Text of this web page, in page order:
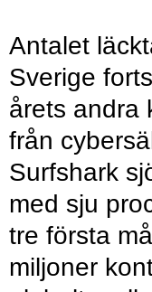
Antalet
Sverige
årets andra
från
Surfshark
med sju
tre första
miljoner